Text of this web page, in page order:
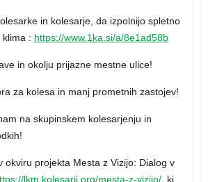
in kolesarje, da izpolnijo spletno
: https://www.1ka.si/a/8e1ad58b
in okolju prijazne mestne ulice!
za kolesa in manj prometnih zastojev!
na skupinskem kolesarjenju in
okviru projekta Mesta z Vizijo: Dialog v
lkm.kolesarji.org/mesta-z-vizijo/, ki